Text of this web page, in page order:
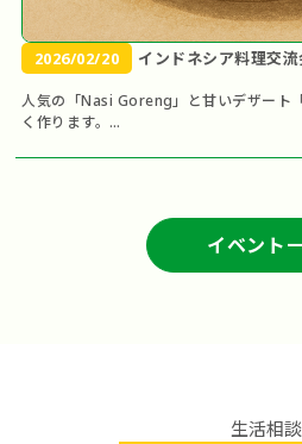
2026/02/20
インドネシア料理交
人気の「Nasi Goreng」と甘いデザート
く作ります。
イベント
生活相談